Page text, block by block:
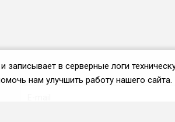
записывает в серверные логи
нам улучшить работу нашего сайта.